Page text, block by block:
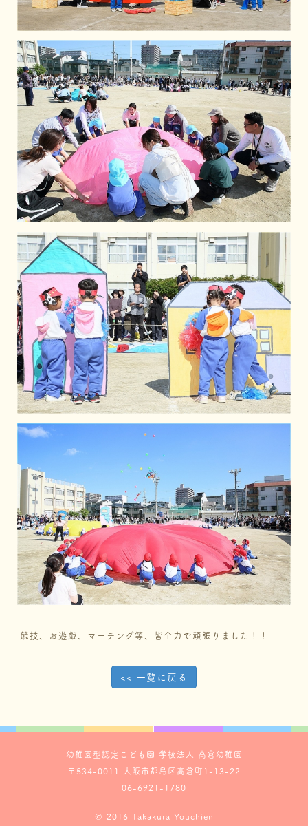
競技、お遊戯、マーチング等、皆全力で頑張りました！！
<< 一覧に戻る
幼稚園型認定こども園 学校法人 高倉幼稚園
〒534-0011 大阪市都島区高倉町1-13-22
06-6921-1780
© 2016 Takakura Youchien